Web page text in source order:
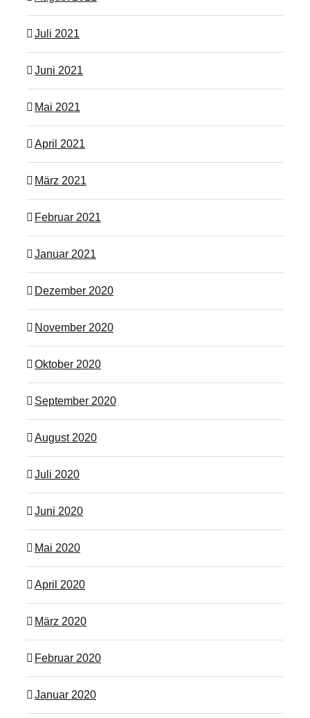
Juli 2021
Juni 2021
Mai 2021
April 2021
März 2021
Februar 2021
Januar 2021
Dezember 2020
November 2020
Oktober 2020
September 2020
August 2020
Juli 2020
Juni 2020
Mai 2020
April 2020
März 2020
Februar 2020
Januar 2020